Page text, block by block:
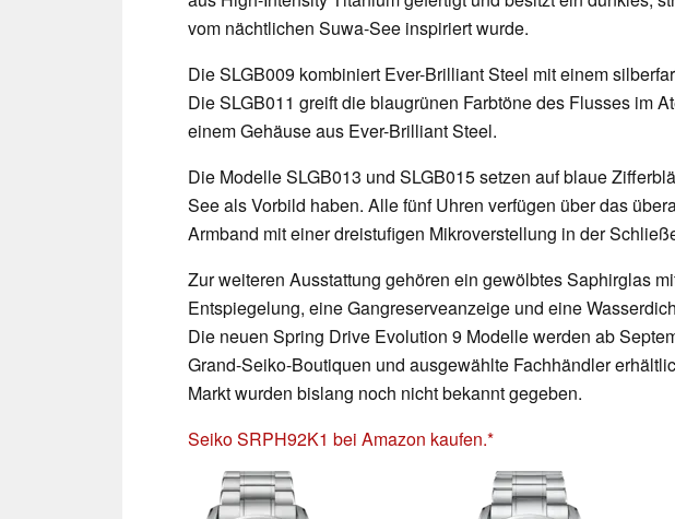
vom nächtlichen Suwa-See inspiriert wurde.
Die SLGB009 kombiniert Ever-Brilliant Steel mit einem
Die SLGB011 greift die blaugrünen Farbtöne des Flusses im
einem Gehäuse aus Ever-Brilliant Steel.
Die Modelle SLGB013 und SLGB015 setzen auf blaue
See als Vorbild haben. Alle fünf Uhren verfügen über das
Armband mit einer dreistufigen Mikroverstellung in der
Zur weiteren Ausstattung gehören ein gewölbtes Saphirglas
Entspiegelung, eine Gangreserveanzeige und eine
Die neuen Spring Drive Evolution 9 Modelle werden ab
Grand-Seiko-Boutiquen und ausgewählte Fachhändler
Markt wurden bislang noch nicht bekannt gegeben.
Seiko SRPH92K1 bei Amazon kaufen.